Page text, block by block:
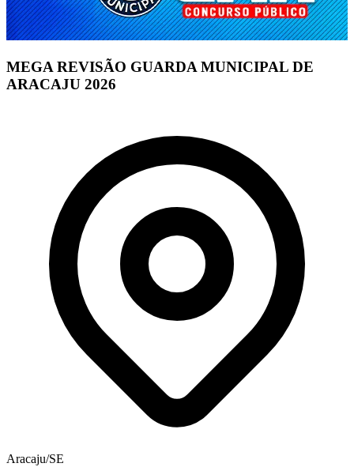
MEGA REVISÃO GUARDA MUNICIPAL DE
ARACAJU 2026
Aracaju/SE